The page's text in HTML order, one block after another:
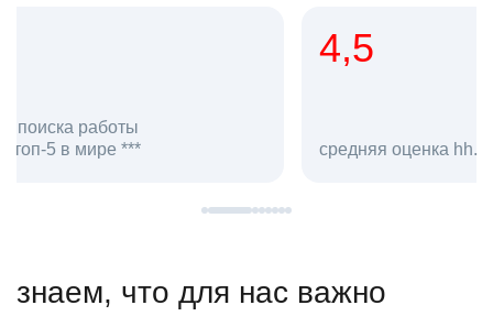
средняя оценка hh.ru как работодателя **
в hh.ru
знаем, что для нас важно